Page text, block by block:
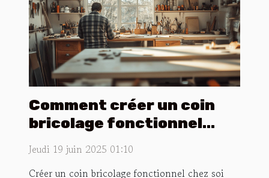
Comment créer un coin
bricolage fonctionnel
chez soi ?
Jeudi 19 juin 2025 01:10
Créer un coin bricolage fonctionnel chez soi